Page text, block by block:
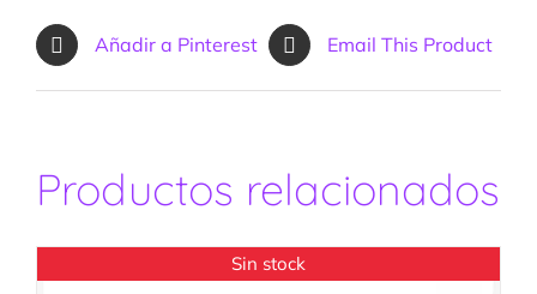
Añadir a Pinterest Email This Product
Productos relacionados
Sin stock